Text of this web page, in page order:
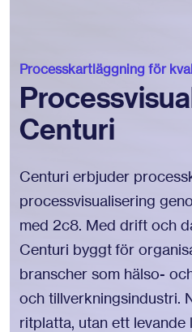
Processkartläggning för
Centuri
Centuri erbjuder
processvisualisering
med 2c8. Med drift och
Centuri byggt för
branscher som hälso-
och tillverkningsindustri.
ritplatta, utan ett levande